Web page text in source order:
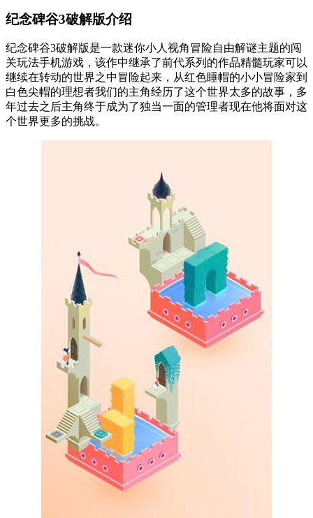
纪念碑谷3破解版介绍
纪念碑谷3破解版是一款迷你小人视角冒险自由解谜主题的闯
关玩法手机游戏，该作中继承了前代系列的作品精髓玩家可以
继续在转动的世界之中冒险起来，从红色睡帽的小小冒险家到
白色尖帽的理想者我们的主角经历了这个世界太多的故事，多
年过去之后主角终于成为了独当一面的管理者现在他将面对这
个世界更多的挑战。